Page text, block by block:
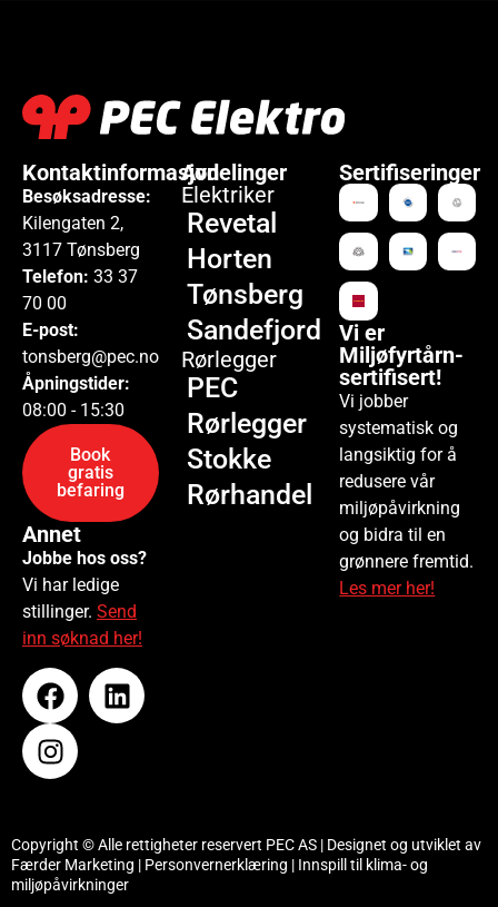
Kontaktinformasjon
Besøksadresse:
Kilengaten 2,
3117 Tønsberg
Telefon: 33 37
70 00
E-post:
tonsberg@pec.no
Åpningstider:
08:00 - 15:30
Book
gratis
befaring
Annet
Jobbe hos oss?
Vi har ledige
stillinger. Send
inn søknad her!
Avdelinger
Elektriker
Revetal
Horten
Tønsberg
Sandefjord
Rørlegger
PEC
Rørlegger
Stokke
Rørhandel
Sertifiseringer
Vi er
Miljøfyrtårn-
sertifisert!
Vi jobber
systematisk og
langsiktig for å
redusere vår
miljøpåvirkning
og bidra til en
grønnere fremtid.
Les mer her!
Copyright © Alle rettigheter reservert PEC AS | Designet og utviklet av
Færder Marketing | Personvernerklæring | Innspill til klima- og
miljøpåvirkninger